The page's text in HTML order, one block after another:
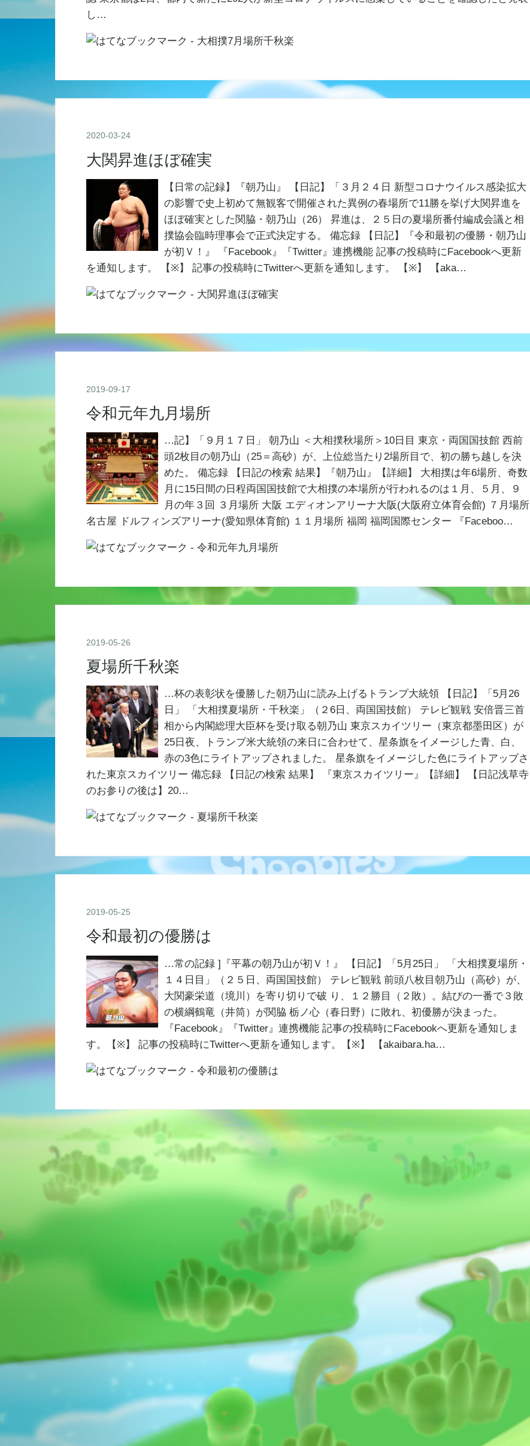
し…
2020-03-24
大関昇進ほぼ確実
【日常の記録】『朝乃山』 【日記】「３月２４日 新型コロナウイルス感染拡大
の影響で史上初めて無観客で開催された異例の春場所で11勝を挙げ大関昇進を
ほぼ確実とした関脇・朝乃山（26） 昇進は、２５日の夏場所番付編成会議と相
撲協会臨時理事会で正式決定する。 備忘録 【日記】『令和最初の優勝・朝乃山
が初Ｖ！』 『Facebook』『Twitter』連携機能 記事の投稿時にFacebookへ更新
を通知します。 【※】 記事の投稿時にTwitterへ更新を通知します。 【※】 【aka…
2019-09-17
令和元年九月場所
…記】「９月１７日」 朝乃山 ＜大相撲秋場所＞10日目 東京・両国国技館 西前
頭2枚目の朝乃山（25＝高砂）が、上位総当たり2場所目で、初の勝ち越しを決
めた。 備忘録 【日記の検索 結果】『朝乃山』【詳細】 大相撲は年6場所、奇数
月に15日間の日程両国国技館で大相撲の本場所が行われるのは１月、５月、９
月の年３回 ３月場所 大阪 エディオンアリーナ大阪(大阪府立体育会館) ７月場所
名古屋 ドルフィンズアリーナ(愛知県体育館) １１月場所 福岡 福岡国際センター 『Faceboo…
2019-05-26
夏場所千秋楽
…杯の表彰状を優勝した朝乃山に読み上げるトランプ大統領 【日記】「5月26
日」 「大相撲夏場所・千秋楽」（２6日、両国国技館） テレビ観戦 安倍晋三首
相から内閣総理大臣杯を受け取る朝乃山 東京スカイツリー（東京都墨田区）が
25日夜、トランプ米大統領の来日に合わせて、星条旗をイメージした青、白、
赤の3色にライトアップされました。 星条旗をイメージした色にライトアップさ
れた東京スカイツリー 備忘録 【日記の検索 結果】 『東京スカイツリー』【詳細】 【日記浅草寺
のお参りの後は】20…
2019-05-25
令和最初の優勝は
…常の記録 ]『平幕の朝乃山が初Ｖ！』 【日記】「5月25日」 「大相撲夏場所・
１４日目」（２５日、両国国技館） テレビ観戦 前頭八枚目朝乃山（高砂）が、
大関豪栄道（境川）を寄り切りで破 り、１２勝目（２敗）。結びの一番で３敗
の横綱鶴竜（井筒）が関脇 栃ノ心（春日野）に敗れ、初優勝が決まった。
『Facebook』『Twitter』連携機能 記事の投稿時にFacebookへ更新を通知しま
す。【※】 記事の投稿時にTwitterへ更新を通知します。【※】 【akaibara.ha…